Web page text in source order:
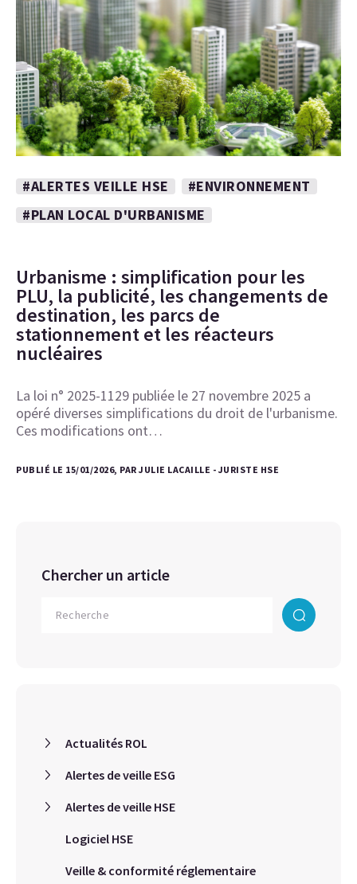
#ALERTES VEILLE HSE
#ENVIRONNEMENT
#PLAN LOCAL D'URBANISME
Urbanisme : simplification pour les
PLU, la publicité, les changements de
destination, les parcs de
stationnement et les réacteurs
nucléaires
La loi n° 2025-1129 publiée le 27 novembre 2025 a
opéré diverses simplifications du droit de l'urbanisme.
Ces modifications ont…
PUBLIÉ LE 15/01/2026, PAR JULIE LACAILLE - JURISTE HSE
Chercher un article
Actualités ROL
Alertes de veille ESG
Alertes de veille HSE
Logiciel HSE
Veille & conformité réglementaire